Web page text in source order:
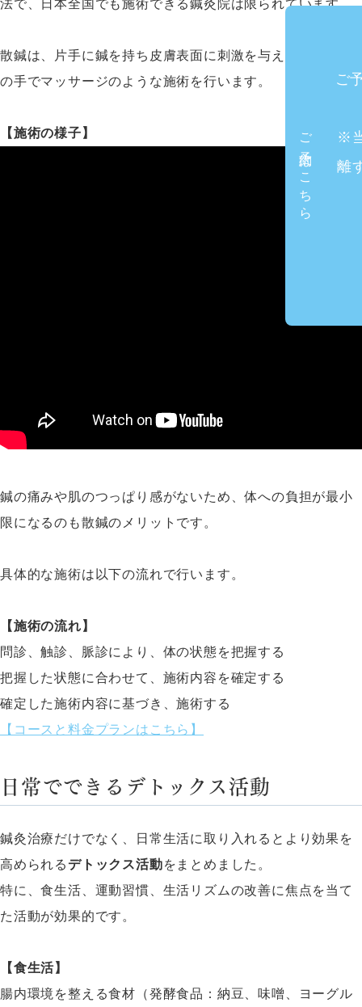
法で、日本全国でも施術できる鍼灸院は限られています。
散鍼は、片手に鍼を持ち皮膚表面に刺激を与え、もう片方
の手でマッサージのような施術を行います。
【施術の様子】
鍼の痛みや肌のつっぱり感がないため、体への負担が最小
限になるのも散鍼のメリットです。
具体的な施術は以下の流れで行います。
【施術の流れ】
問診、触診、脈診により、体の状態を把握する
把握した状態に合わせて、施術内容を確定する
確定した施術内容に基づき、施術する
【コースと料金プランはこちら】
日常でできるデトックス活動
鍼灸治療だけでなく、日常生活に取り入れるとより効果を
高められる デトックス活動をまとめました。
特に、食生活、運動習慣、生活リズムの改善に焦点を当て
た活動が効果的です。
【食生活】
腸内環境を整える食材（発酵食品：納豆、味噌、ヨーグル
ご予約はこちら
ご
※
離